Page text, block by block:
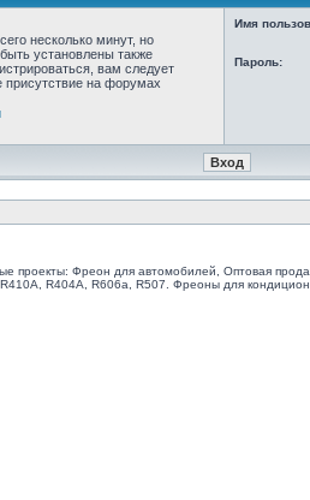
несколько минут, но
установлены также
вам следует
на форумах
Имя
Пароль:
проекты: Фреон для автомобилей, Оптовая
R404A, R606a, R507. Фреоны для